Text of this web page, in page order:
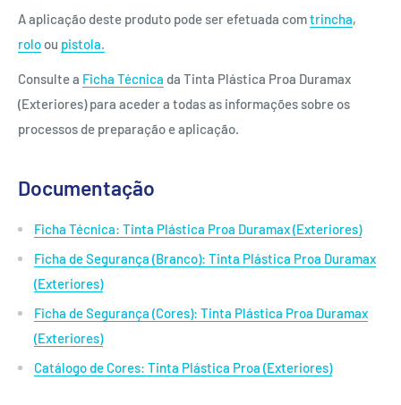
A aplicação deste produto pode ser efetuada comtrincha,
roloou pistola.
Consulte a Ficha Técnica da Tinta Plástica Proa Duramax
(Exteriores) para aceder a todas as informações sobre os
processos de preparação e aplicação.
Documentação
Ficha Técnica: Tinta Plástica Proa Duramax (Exteriores)
Ficha de Segurança (Branco): Tinta Plástica Proa Duramax
(Exteriores)
Ficha de Segurança (Cores): Tinta Plástica Proa Duramax
(Exteriores)
Catálogo de Cores: Tinta Plástica Proa (Exteriores)